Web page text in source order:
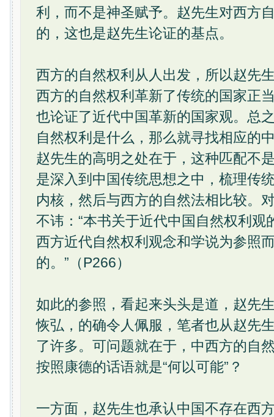
利，而不是神圣赋予。赵先生对西方
的，这也是赵先生论证的基点。
西方的自然权利从人出发，所以赵先
西方的自然权利革新了传统的国家正
也论证了近代中国革新的国家观。总
自然权利是什么，那么就寻找相应的
赵先生的高明之处在于，这种匹配不
是深入到中国传统思想之中，梳理传
内核，然后与西方的自然法相比较。
不讳：“本书关于近代中国自然权利观
西方近代自然权利观念和学说为参照
的。”（P266）
如此的参照，看起来头头是道，赵先
恢弘，的确令人佩服，笔者也从赵先
了许多。可问题就在于，中西方的自
按照康德的话语就是“何以可能”？
一方面，赵先生也承认中国不存在西